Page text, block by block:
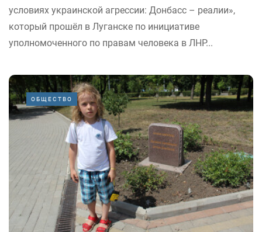
условиях украинской агрессии: Донбасс – реалии»,
который прошёл в Луганске по инициативе
уполномоченного по правам человека в ЛНР...
ОБЩЕСТВО